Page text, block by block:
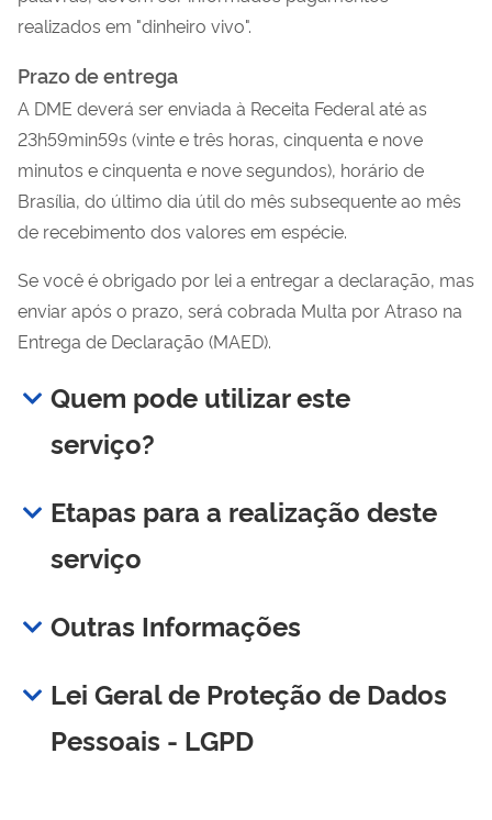
realizados em "dinheiro vivo".
Prazo de entrega
A DME deverá ser enviada à Receita Federal até as
23h59min59s (vinte e três horas, cinquenta e nove
minutos e cinquenta e nove segundos), horário de
Brasília, do último dia útil do mês subsequente ao mês
de recebimento dos valores em espécie.
Se você é obrigado por lei a entregar a declaração, mas
enviar após o prazo, será cobrada Multa por Atraso na
Entrega de Declaração (MAED).
Quem pode utilizar este
serviço?
Etapas para a realização deste
serviço
Outras Informações
Lei Geral de Proteção de Dados
Pessoais - LGPD